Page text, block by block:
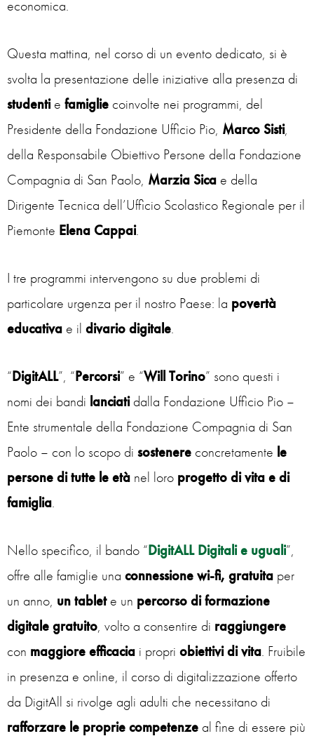
economica.
Questa mattina, nel corso di un evento dedicato, si è
svolta la presentazione delle iniziative alla presenza di
studentie famiglie coinvolte nei programmi, del
Presidente della Fondazione Ufficio Pio, Marco Sisti,
della Responsabile Obiettivo Persone della Fondazione
Compagnia di San Paolo, Marzia Sica e della
Dirigente Tecnica dell’Ufficio Scolastico Regionale per il
Piemonte Elena Cappai.
I tre programmi intervengono su due problemi di
particolare urgenza per il nostro Paese: la povertà
educativa e il divariodigitale.
“DigitALL”, “Percorsi” e “WillTorino” sono questi i
nomi dei bandi lanciatidalla Fondazione Ufficio Pio –
Ente strumentale della Fondazione Compagnia di San
Paolo – con lo scopo di sostenere concretamente le
persone di tutte le età nel loro progetto di vita e di
famiglia.
Nello specifico, il bando “DigitALL Digitali e uguali”,
offre alle famiglie una connessione wi-fi, gratuita per
un anno, un tablete un percorso di formazione
digitale gratuito, volto a consentire di raggiungere
con maggioreefficacia i propri obiettividivita. Fruibile
in presenza e online, il corso di digitalizzazione offerto
da DigitAll si rivolge agli adulti che necessitano di
rafforzare le proprie competenze al fine di essere più